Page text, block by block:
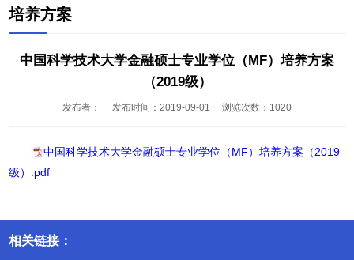
培养方案
中国科学技术大学金融硕士专业学位（MF）培养方案
（2019级）
发布者： 发布时间： 2019-09-01 浏览次数： 1020
中国科学技术大学金融硕士专业学位（MF）培养方案（2019
级）.pdf
相关链接：